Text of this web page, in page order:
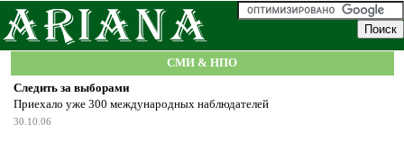
СМИ & НПО
Следить за выборами
Приехало уже 300 международных наблюдателей
30.10.06